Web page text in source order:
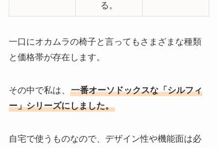
る。
一口にオカムラの椅子と言ってもさまざまな種類
と価格帯が存在します。
その中で私は、 一番オーソドックスな「シルフィ
ー」シリーズにしました。
自宅で使うものなので、デザイン性や機能面は必